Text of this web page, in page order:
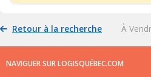
Retour à la recherche À
NAVIGUER SUR LOGISQUÉBEC.COM